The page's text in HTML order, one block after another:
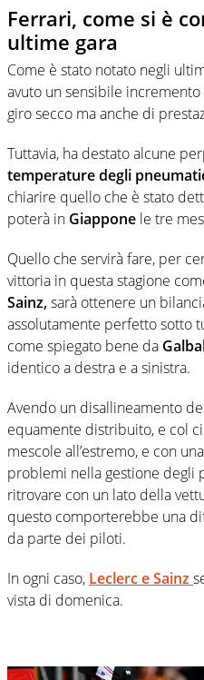
Ferrari, come si è
ultime gara
Come è stato notato negli
avuto un sensibile
giro secco ma anche di
Tuttavia, ha destato alcune
temperature degli
chiarire quello che è stato
poterà in Giappone le tre
Quello che servirà fare, per
vittoria in questa stagione
Sainz,sarà ottenere un
assolutamente perfetto sotto
come spiegato bene da
identico a destra e a sinistra.
Avendo un disallineamento
equamente distribuito, e col
mescole all’estremo, e con
problemi nella gestione degli
ritrovare con un lato della
questo comporterebbe una
da parte dei piloti.
In ogni caso, LeclerceSainz
vista di domenica.